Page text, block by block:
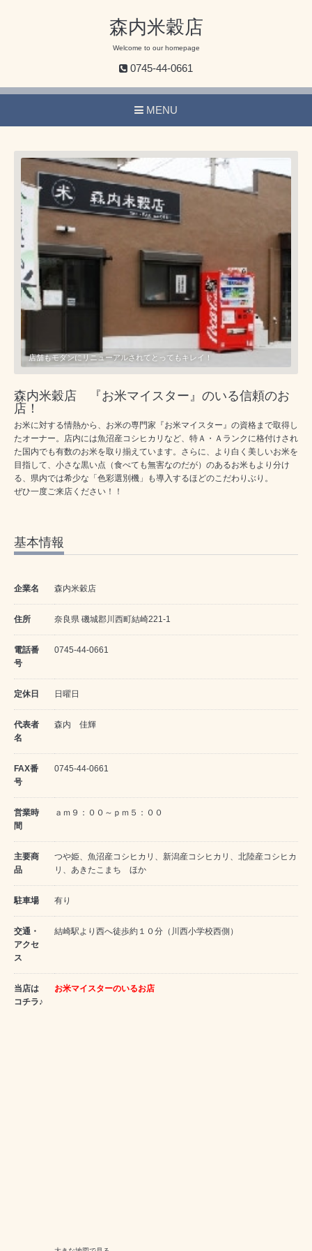
森内米穀店
Welcome to our homepage
0745-44-0661
MENU
店舗もモダンにリニューアルされてとってもキレイ！
森内米穀店 『お米マイスター』のいる信頼のお
店！
お米に対する情熱から、お米の専門家『お米マイスター』の資格まで取得し
たオーナー。店内には魚沼産コシヒカリなど、特Ａ・Ａランクに格付けされ
た国内でも有数のお米を取り揃えています。さらに、より白く美しいお米を
目指して、小さな黒い点（食べても無害なのだが）のあるお米もより分け
る、県内では希少な「色彩選別機」も導入するほどのこだわりぶり。
ぜひ一度ご来店ください！！
基本情報
企業名 森内米穀店
住所 奈良県 磯城郡川西町結崎221-1
電話番
号
0745-44-0661
定休日 日曜日
代表者
名
森内 佳輝
FAX番
号
0745-44-0661
営業時
間
ａｍ９：００～ｐｍ５：００
主要商
品
つや姫、魚沼産コシヒカリ、新潟産コシヒカリ、北陸産コシヒカ
リ、あきたこまち ほか
駐車場 有り
交通・
アクセ
ス
結崎駅より西へ徒歩約１０分（川西小学校西側）
当店は
コチラ♪
お米マイスターのいるお店